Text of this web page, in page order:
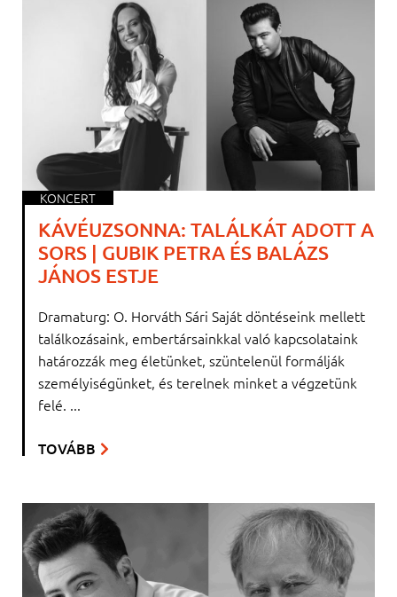
KONCERT
KÁVÉUZSONNA: TALÁLKÁT ADOTT A
SORS | GUBIK PETRA ÉS BALÁZS
JÁNOS ESTJE
Dramaturg: O. Horváth Sári Saját döntéseink mellett
találkozásaink, embertársainkkal való kapcsolataink
határozzák meg életünket, szüntelenül formálják
személyiségünket, és terelnek minket a végzetünk
felé. ...
TOVÁBB